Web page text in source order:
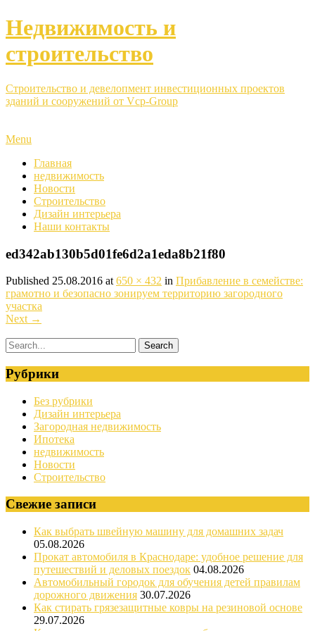
Недвижимость и
строительство
Строительство и девелопмент инвестиционных проектов
зданий и сооружений от Vcp-Group
Menu
Главная
недвижимость
Новости
Строительство
Дизайн интерьера
Наши контакты
ed342ab130b5d01fe6d2a1eda8b21f80
Published 25.08.2016 at 650 × 432 in Прибавление в семействе:
грамотно и безопасно зонируем территорию загородного
участка
Next →
Рубрики
Без рубрики
Дизайн интерьера
Загородная недвижимость
Ипотека
недвижимость
Новости
Строительство
Свежие записи
Как выбрать швейную машину для домашних задач
05.08.2026
Прокат автомобиля в Краснодаре: удобное решение для
путешествий и деловых поездок 04.08.2026
Автомобильный городок для обучения детей правилам
дорожного движения 30.07.2026
Как стирать грязезащитные ковры на резиновой основе
29.07.2026